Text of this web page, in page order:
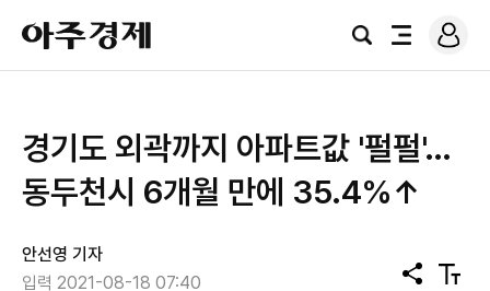
아
주
경
검
전
로
그
경기도 외곽까지 아파트값 '펄펄'…
동두천시 6개월 만에 35.4%↑
안선영 기자
입력 2021-08-18 07:40
공
텍